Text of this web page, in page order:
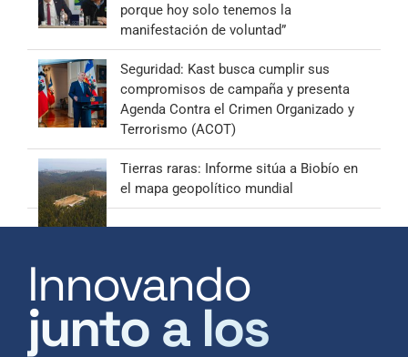
porque hoy solo tenemos la
manifestación de voluntad”
Seguridad: Kast busca cumplir sus
compromisos de campaña y presenta
Agenda Contra el Crimen Organizado y
Terrorismo (ACOT)
Tierras raras: Informe sitúa a Biobío en
el mapa geopolítico mundial
Innovando
junto a los